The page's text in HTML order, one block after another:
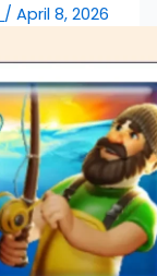
/April 8, 2026